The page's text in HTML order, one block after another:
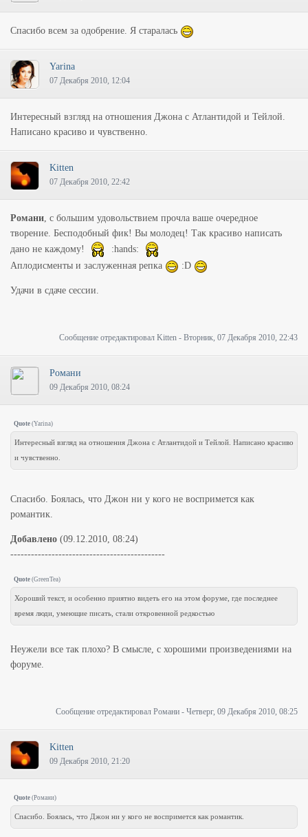
Спасибо всем за одобрение. Я старалась
Yarina
07 Декабря 2010, 12:04
Интересный взгляд на отношения Джона с Атлантидой и Тейлой.
Написано красиво и чувственно.
Kitten
07 Декабря 2010, 22:42
Романи, с большим удовольствием прочла ваше очередное
творение. Бесподобный фик! Вы молодец! Так красиво написать
дано не каждому!
:hands:
Аплодисменты и заслуженная репка
:D
Удачи в сдаче сессии.
Сообщение отредактировал Kitten - Вторник, 07 Декабря 2010, 22:43
Романи
09 Декабря 2010, 08:24
Quote (Yarina)
Интересный взгляд на отношения Джона с Атлантидой и Тейлой. Написано красиво
и чувственно.
Спасибо. Боялась, что Джон ни у кого не воспримется как
романтик.
Добавлено (09.12.2010, 08:24)
---------------------------------------------
Quote (GreenTea)
Хороший текст, и особенно приятно видеть его на этом форуме, где последнее
время люди, умеющие писать, стали откровенной редкостью
Неужели все так плохо? В смысле, с хорошими произведениями на
форуме.
Сообщение отредактировал Романи - Четверг, 09 Декабря 2010, 08:25
Kitten
09 Декабря 2010, 21:20
Quote (Романи)
Спасибо. Боялась, что Джон ни у кого не воспримется как романтик.